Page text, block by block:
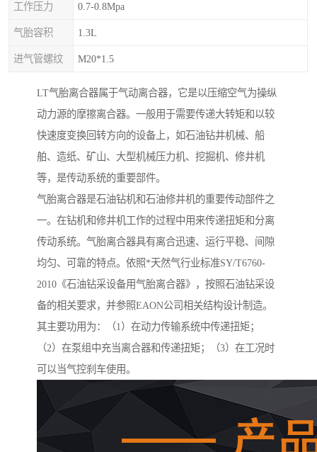
工作压力 0.7-0.8Mpa
气胎容积 1.3L
进气管螺纹 M20*1.5
LT气胎离合器属于气动离合器，它是以压缩空气为操纵
动力源的摩擦离合器。一般用于需要传递大转矩和以较
快速度变换回转方向的设备上，如石油钻井机械、船
舶、造纸、矿山、大型机械压力机、挖掘机、修井机
等，是传动系统的重要部件。
气胎离合器是石油钻机和石油修井机的重要传动部件之
一。在钻机和修井机工作的过程中用来传递扭矩和分离
传动系统。气胎离合器具有离合迅速、运行平稳、间隙
均匀、可靠的特点。依照*天然气行业标准SY/T6760-
2010《石油钻采设备用气胎离合器》，按照石油钻采设
备的相关要求，并参照EAON公司相关结构设计制造。
其主要功用为：（1）在动力传输系统中传递扭矩；
（2）在泵组中充当离合器和传递扭矩；（3）在工况时
可以当气控刹车使用。